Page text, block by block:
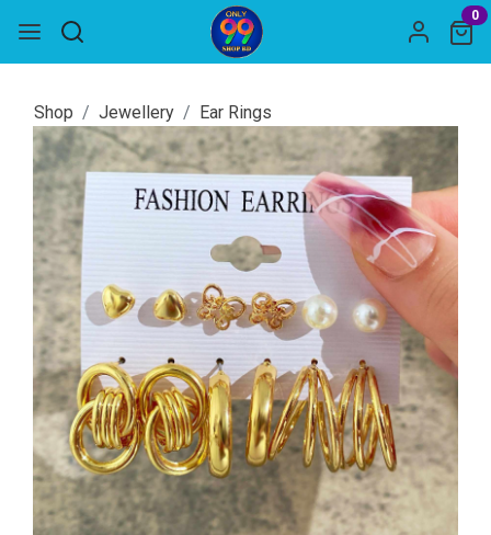
0
Shop Jewellery Ear Rings